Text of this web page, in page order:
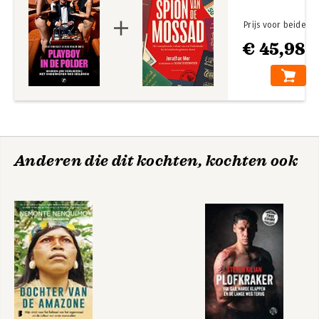
dubieuze rol van Heineken en Het Belastingparadijs, waarom
niemand hier belasting betaalt behalve u.
€ 45,98
Prijs voor beide
Anderen die dit kochten, kochten ook